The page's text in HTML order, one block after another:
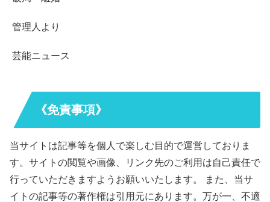
管理人より
芸能ニュース
《免責事項》
当サイトは記事等を個人で楽しむ目的で運営しておりま
す。サイトの閲覧や画像、リンク先のご利用は自己責任で
行っていただきますようお願いいたします。 また、当サ
イトの記事等の著作権は引用元にあります。万が一、不適